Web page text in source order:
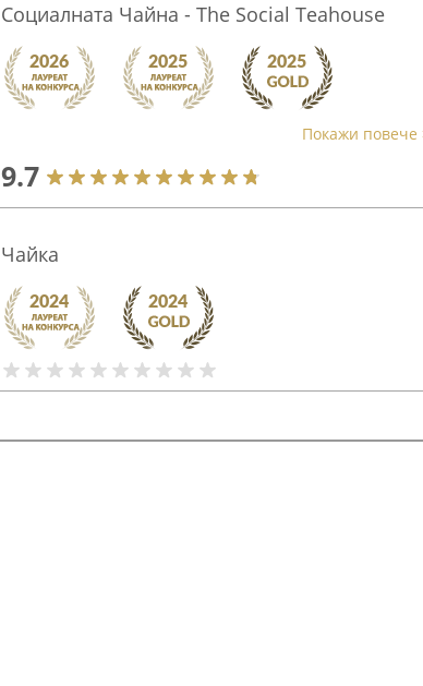
Социалната Чайна - The Social Teahouse
Покажи повече
9.7
Чайка